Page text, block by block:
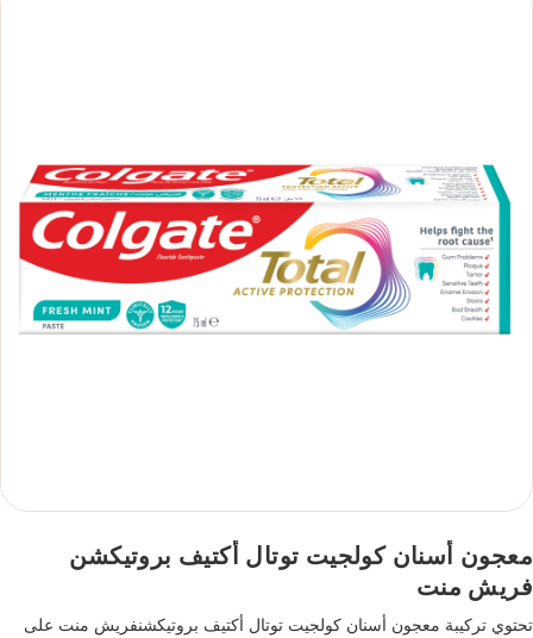
معجون أسنان كولجيت توتال أكتيف بروتيكشن
فريش منت
تحتوي تركيبة معجون أسنان كولجيت توتال أكتيف بروتيكشنفريش منت على